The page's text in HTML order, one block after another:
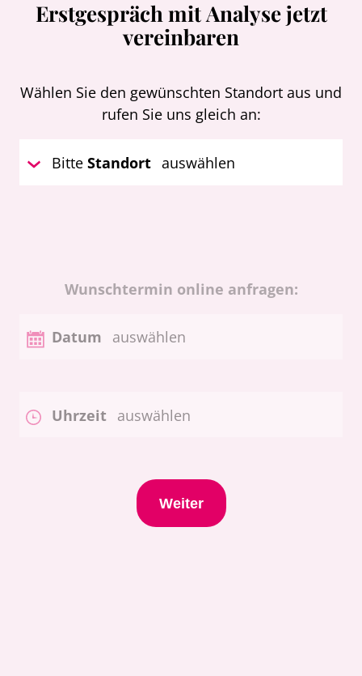
Erstgespräch mit Analyse jetzt
vereinbaren
Wählen Sie den gewünschten Standort aus und
rufen Sie uns gleich an:
Bitte Standort auswählen
Wunschtermin online anfragen:
Datum auswählen
Uhrzeit auswählen
Weiter